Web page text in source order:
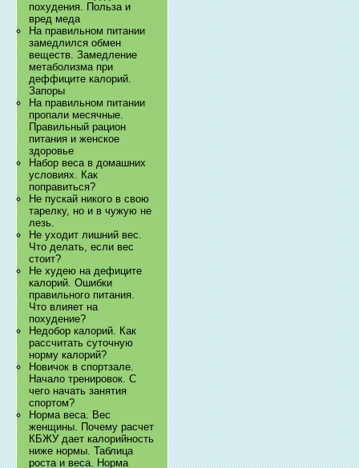
похудения. Польза и
вред меда
На правильном питании
замедлился обмен
веществ. Замедление
метаболизма при
деффиците калорий.
Запоры
На правильном питании
пропали месячные.
Правильный рацион
питания и женское
здоровье
Набор веса в домашних
условиях. Как
поправиться?
Не пускай никого в свою
тарелку, но и в чужую не
лезь.
Не уходит лишний вес.
Что делать, если вес
стоит?
Не худею на дефиците
калорий. Ошибки
правильного питания.
Что влияет на
похудение?
Недобор калорий. Как
рассчитать суточную
норму калорий?
Новичок в спортзале.
Начало тренировок. С
чего начать занятия
спортом?
Норма веса. Вес
женщины. Почему расчет
КБЖУ дает калорийность
ниже нормы. Таблица
роста и веса. Норма